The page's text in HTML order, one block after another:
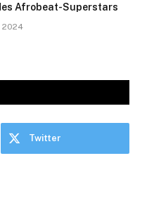
Afrobeat-Superstars
2024
Twitter